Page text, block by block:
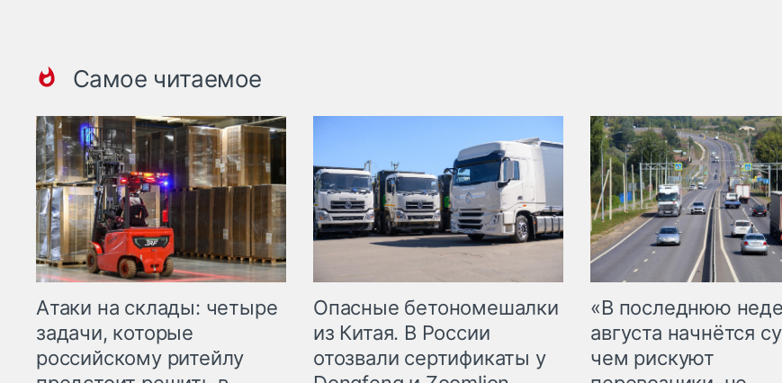
Самое читаемое
Атаки на склады: четыре
задачи, которые
российскому ритейлу
Опасные бетономешалки
из Китая. В России
отозвали сертификаты у
«В последнюю
августа начнётся
чем рискуют